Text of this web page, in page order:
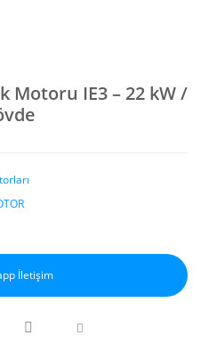
Motoru IE3 – 22 kW /
İletişim